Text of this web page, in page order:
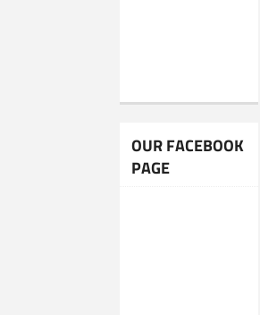
OUR FACEBOOK
PAGE